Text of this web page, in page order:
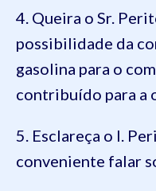
4. Queira o Sr.
possibilidade da
gasolina para o
contribuído para a
5. Esclareça o I.
conveniente falar